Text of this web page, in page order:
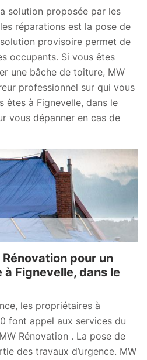
solution proposée par les
réparations est la pose de
provisoire permet de
occupants. Si vous êtes
une bâche de toiture, MW
professionnel sur qui vous
êtes à Fignevelle, dans le
vous dépanner en cas de
pour un
Fignevelle, dans le
les propriétaires à
font appel aux services du
Rénovation . La pose de
des travaux d’urgence. MW